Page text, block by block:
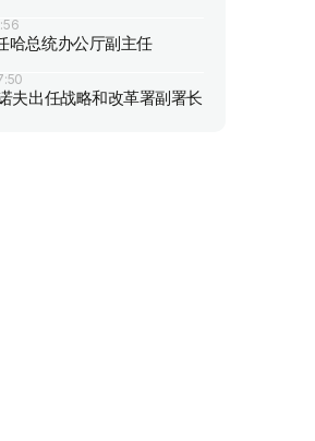
哈总统办公厅副主任
夫出任战略和改革署副署长